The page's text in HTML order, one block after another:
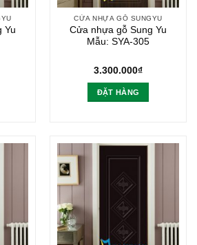
Yu
CỬA NHỰA GỖ SUNGYU
Cửa nhựa gỗ Sung Yu
Mẫu: SYA-305
3.300.000₫
ĐẶT HÀNG